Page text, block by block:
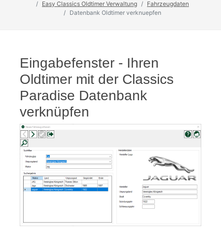
Easy Classics Oldtimer Verwaltung
Fahrzeugdaten
Datenbank Oldtimer verknuepfen
Eingabefenster - Ihren
Oldtimer mit der Classics
Paradise Datenbank
verknüpfen